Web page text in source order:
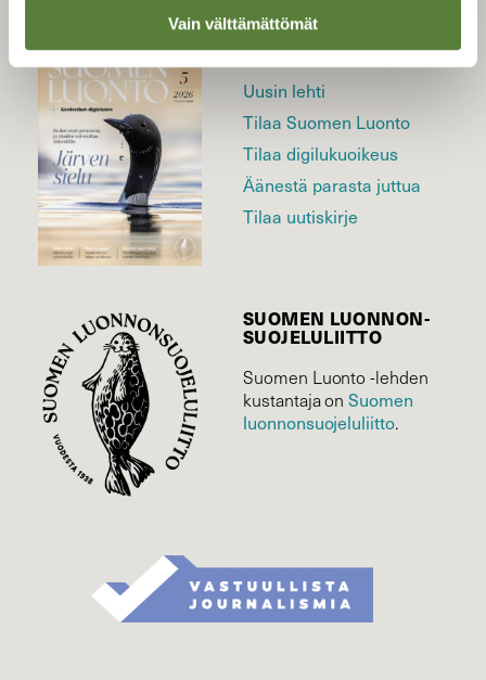
Vain välttämättömät
LEHTI
Uusin lehti
Tilaa Suomen Luonto
Tilaa digilukuoikeus
Äänestä parasta juttua
Tilaa uutiskirje
SUOMEN LUONNON­
SUOJELU­LIITTO
Suomen Luonto -lehden
kustantaja onSuomen
luonnonsuojelu­liitto.